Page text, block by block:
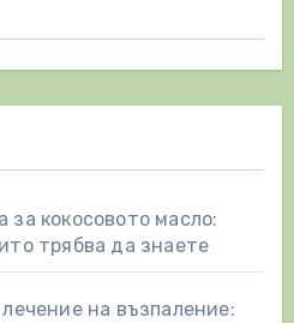
за кокосовото масло:
трябва да знаете
на възпаление: